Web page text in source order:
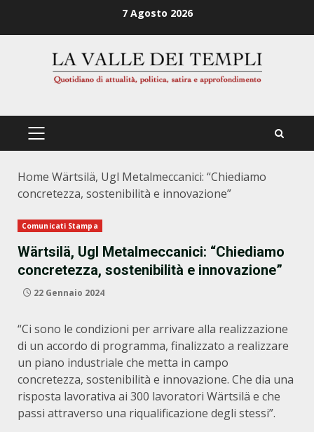
7 Agosto 2026
PRIMÄRES
Home Wärtsilä, Ugl Metalmeccanici: “Chiediamo
concretezza, sostenibilità e innovazione”
Comunicati Stampa
Wärtsilä, Ugl Metalmeccanici: “Chiediamo
concretezza, sostenibilità e innovazione”
22 Gennaio 2024
“Ci sono le condizioni per arrivare alla realizzazione
di un accordo di programma, finalizzato a realizzare
un piano industriale che metta in campo
concretezza, sostenibilità e innovazione. Che dia una
risposta lavorativa ai 300 lavoratori Wärtsilä e che
passi attraverso una riqualificazione degli stessi”.